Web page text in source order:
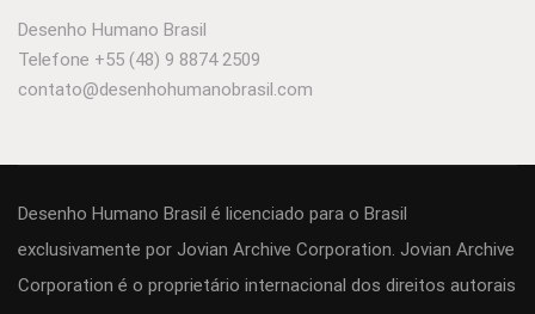
Desenho Humano Brasil
Telefone +55 (48) 9 8874 2509
contato@desenhohumanobrasil.com
Desenho Humano Brasil é licenciado para o Brasil
exclusivamente por Jovian Archive Corporation. Jovian Archive
Corporation é o proprietário internacional dos direitos autorais